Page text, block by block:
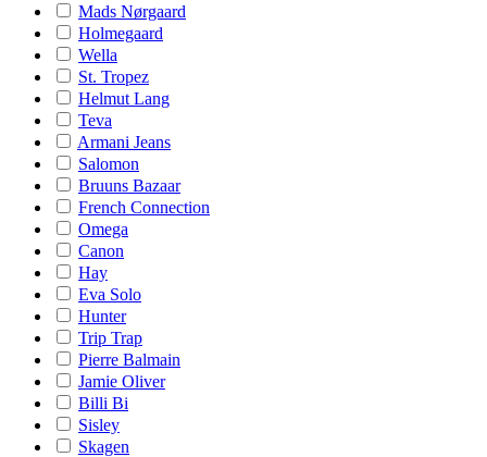
Mads Nørgaard
Holmegaard
Wella
St. Tropez
Helmut Lang
Teva
Armani Jeans
Salomon
Bruuns Bazaar
French Connection
Omega
Canon
Hay
Eva Solo
Hunter
Trip Trap
Pierre Balmain
Jamie Oliver
Billi Bi
Sisley
Skagen